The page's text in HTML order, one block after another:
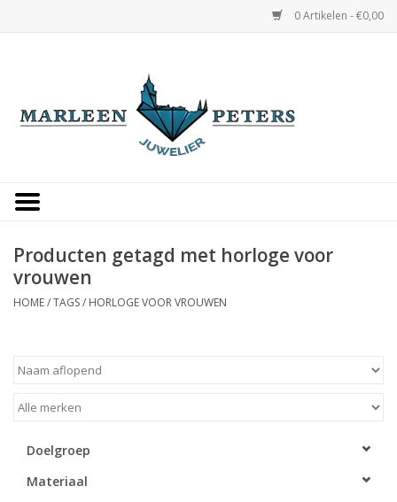
0 Artikelen - €0,00
Occasions
Cadeaukaarten
Producten getagd met horloge voor
vrouwen
HOME/TAGS/ HORLOGE VOOR VROUWEN
Doelgroep
Materiaal